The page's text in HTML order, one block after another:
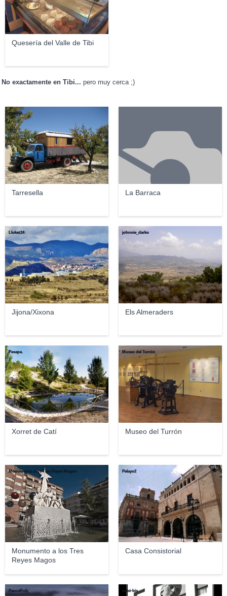
Quesería del Valle de Tibi
No exactamente en Tibi... pero muy cerca ;)
Tarresella
mardijk
La Barraca
Jijona/Xixona
Lluket24
Els Almeraders
johnnie_darko
Xorret de Catí
Pasapa.
Museo del Turrón
Museo del Turrón
Monumento a los Tres
Reyes Magos
Monumento a los Tres Reyes Magos
Casa Consistorial
Pelayo2
PacosRulz catxi-bis